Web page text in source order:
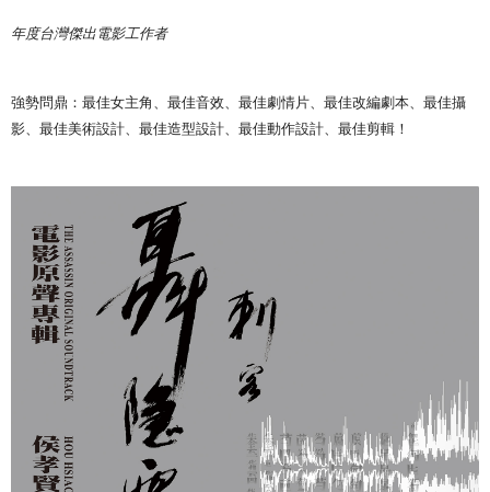
NT$65/pesanan | Penghantaran percuma untuk pesanan
7-11取貨付款
NT$65/pesanan | Penghantaran percuma untuk pesanan
付款後7-11取貨
NT$65/pesanan | Penghantaran percuma untuk pesanan
NT$1,000 atau lebih
宅配
NT$85/pesanan | Penghantaran percuma untuk pesanan
NT$1,000 atau lebih
海外地區配送 Kadar Penghantaran
年度台灣傑出 電影工作者
強勢問鼎：最佳女主角、最佳音效、最佳劇情片、最佳改編劇本、最佳攝
影、最佳美術設計、最佳造型設計、最佳動作設計、最佳剪輯！